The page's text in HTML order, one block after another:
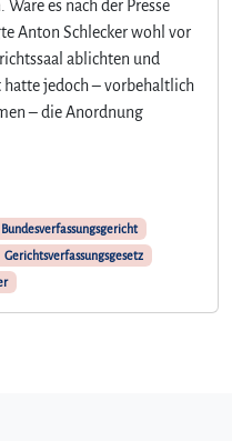
es nach der Presse
Anton Schlecker wohl vor
ablichten und
hatte jedoch – vorbehaltlich
– die Anordnung
Bundesverfassungsgericht
Gerichtsverfassungsgesetz